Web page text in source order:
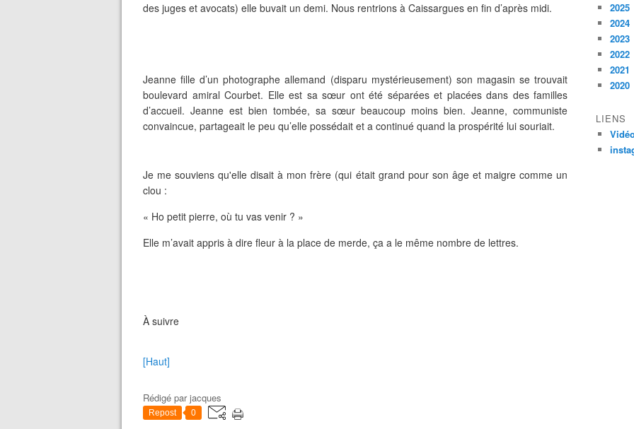
des juges et avocats) elle buvait un demi. Nous rentrions à Caissargues en fin d’après midi.
Jeanne fille d’un photographe allemand (disparu mystérieusement) son magasin se trouvait
boulevard amiral Courbet. Elle est sa sœur ont été séparées et placées dans des familles
d’accueil. Jeanne est bien tombée, sa sœur beaucoup moins bien. Jeanne, communiste
convaincue, partageait le peu qu’elle possédait et a continué quand la prospérité lui souriait.
Je me souviens qu'elle disait à mon frère (qui était grand pour son âge et maigre comme un
clou :
« Ho petit pierre, où tu vas venir ? »
Elle m’avait appris à dire fleur à la place de merde, ça a le même nombre de lettres.
À suivre
[Haut]
Rédigé parjacques
Repost 0
2025
2024
2023
2022
2021
2020
LIENS